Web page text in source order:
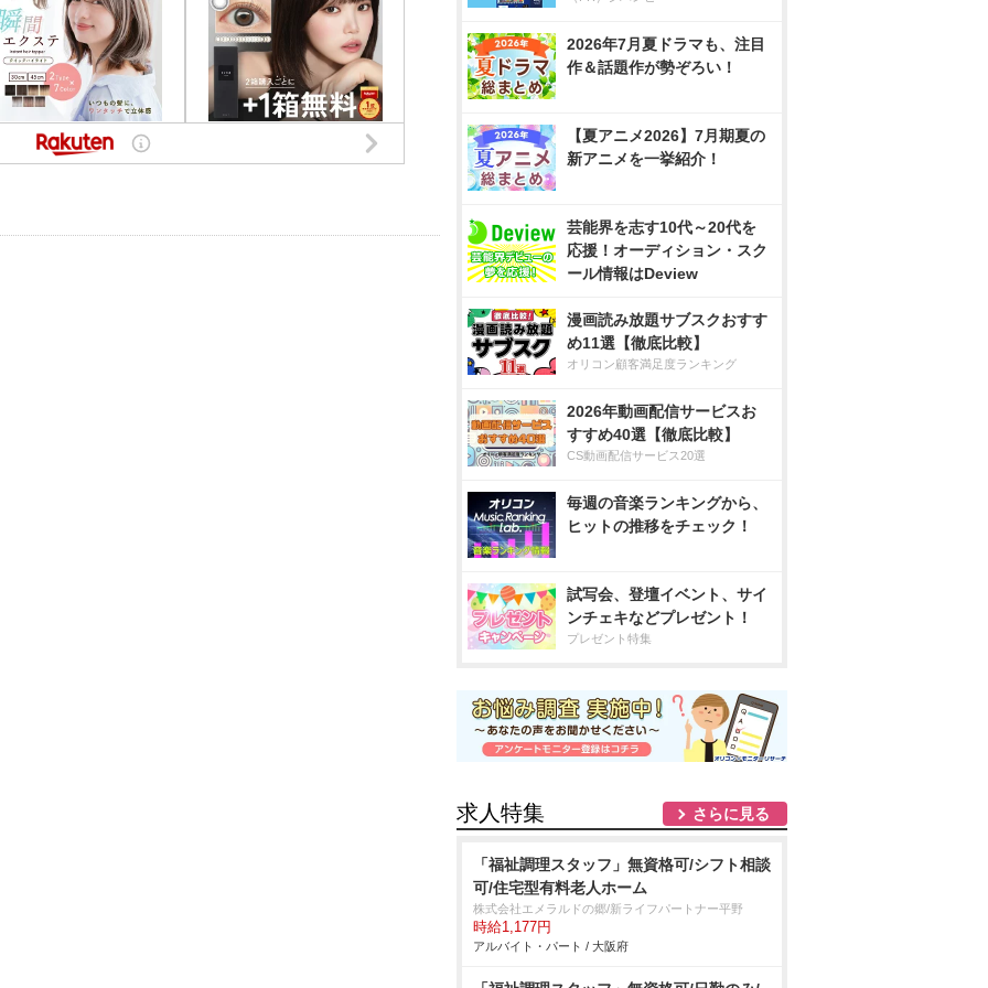
2026年7月夏ドラマも、注目
作＆話題作が勢ぞろい！
【夏アニメ2026】7月期夏の
新アニメを一挙紹介！
芸能界を志す10代～20代を
応援！オーディション・スク
ール情報はDeview
漫画読み放題サブスクおすす
め11選【徹底比較】
オリコン顧客満足度ランキング
2026年動画配信サービスお
すすめ40選【徹底比較】
CS動画配信サービス20選
毎週の音楽ランキングから、
ヒットの推移をチェック！
試写会、登壇イベント、サイ
ンチェキなどプレゼント！
プレゼント特集
求人特集 さらに見る
「福祉調理スタッフ」無資格可/シフト相談
可/住宅型有料老人ホーム
株式会社エメラルドの郷/新ライフパートナー平野
時給1,177円
アルバイト・パート / 大阪府